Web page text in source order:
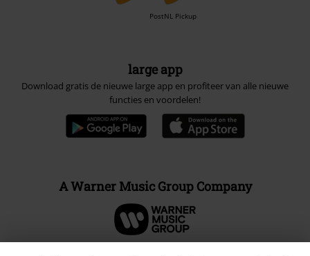
PostNL Pickup
large app
Download gratis de nieuwe large app en profiteer van alle nieuwe
functies en voordelen!
A Warner Music Group Company